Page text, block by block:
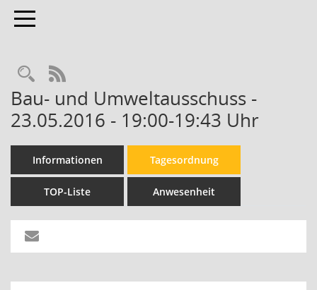
Toggle navigation
Rechercheauswahl
RSS-Feed
Bau- und Umweltausschuss -
23.05.2016 - 19:00-19:43 Uhr
Informationen Tagesordnung
TOP-Liste Anwesenheit